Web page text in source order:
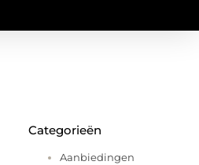
Categorieën
Aanbiedingen